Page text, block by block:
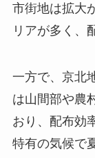
市街地は拡大
リアが多く、
一方で、京北
は山間部や農
おり、配布効
特有の気候で